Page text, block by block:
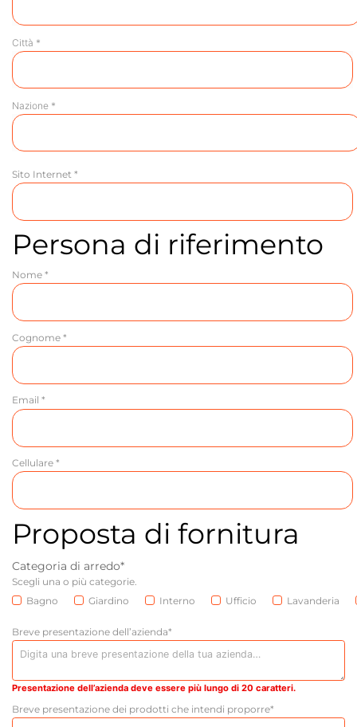
Città *
Nazione *
Sito Internet *
Persona di riferimento
Nome *
Cognome *
Email *
Cellulare *
Proposta di fornitura
Categoria di arredo*
Scegli una o più categorie.
Bagno
Giardino Interno Ufficio Lavanderia
Breve presentazione dell’azienda*
Presentazione dell’azienda deve essere più lungo di 20 caratteri.
Breve presentazione dei prodotti che intendi proporre*